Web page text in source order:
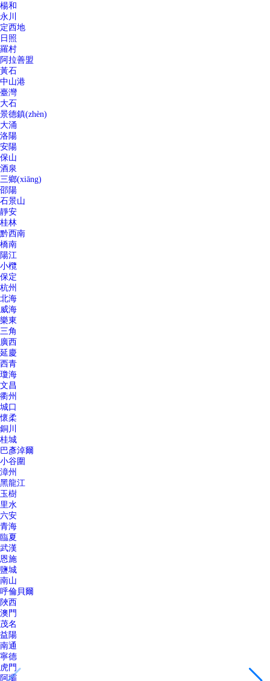
楊和
永川
定西地
日照
羅村
阿拉善盟
黃石
中山港
臺灣
大石
景德鎮(zhèn)
大涌
洛陽
安陽
保山
酒泉
三鄉(xiāng)
邵陽
石景山
靜安
桂林
黔西南
橋南
陽江
小欖
保定
杭州
北海
威海
樂東
三角
廣西
延慶
西青
瓊海
文昌
衢州
城口
懷柔
銅川
桂城
巴彥淖爾
小谷圍
漳州
黑龍江
玉樹
里水
六安
青海
臨夏
武漢
恩施
鹽城
南山
呼倫貝爾
陜西
澳門
茂名
益陽
南通
寧德
虎門
阿壩